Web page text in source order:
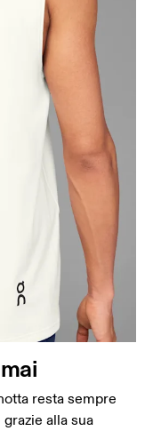
resta sempre
alla sua